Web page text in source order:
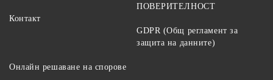
Контакт
ПОВЕРИТЕЛНОСТ
GDPR (Общ регламент за
защита на данните)
Онлайн решаване на спорове